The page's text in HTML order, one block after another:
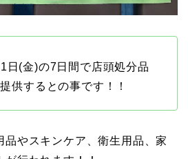
日(金)の7日間で店頭処分品
供するとの事です！！
品やスキンケア、衛生用品、家